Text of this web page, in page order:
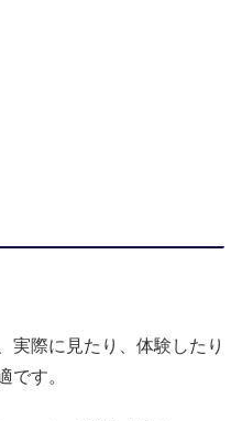
実際に見たり、体験したり
です。